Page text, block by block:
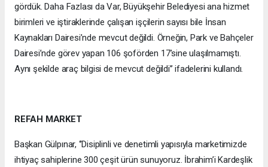
gördük. Daha Fazlası da Var, Büyükşehir Belediyesi ana hizmet
birimleri ve iştiraklerinde çalışan işçilerin sayısı bile İnsan
Kaynakları Dairesi’nde mevcut değildi. Örneğin, Park ve Bahçeler
Dairesi’nde görev yapan 106 şoförden 17’sine ulaşılmamıştı.
Aynı şekilde araç bilgisi de mevcut değildi’’ ifadelerini kullandı.
REFAH MARKET
Başkan Gülpınar, ‘’Disiplinli ve denetimli yapısıyla marketimizde
ihtiyaç sahiplerine 300 çeşit ürün sunuyoruz. İbrahim’i Kardeşlik